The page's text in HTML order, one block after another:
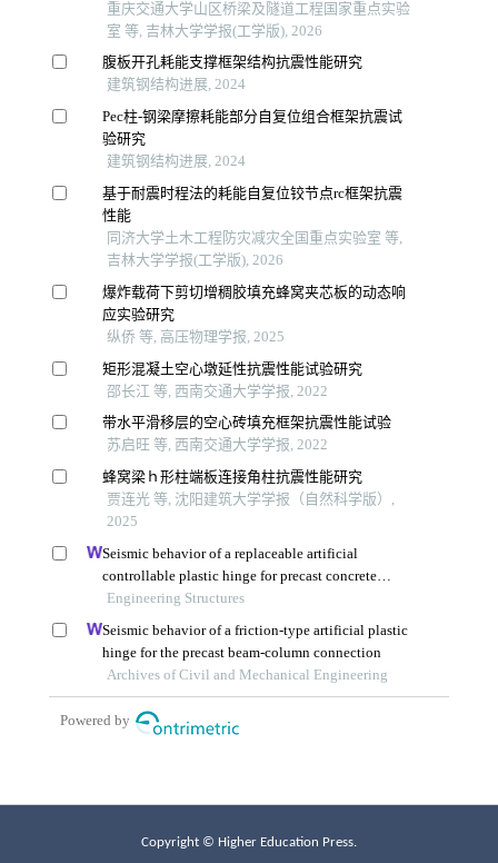
Copyright © Higher Education Press.